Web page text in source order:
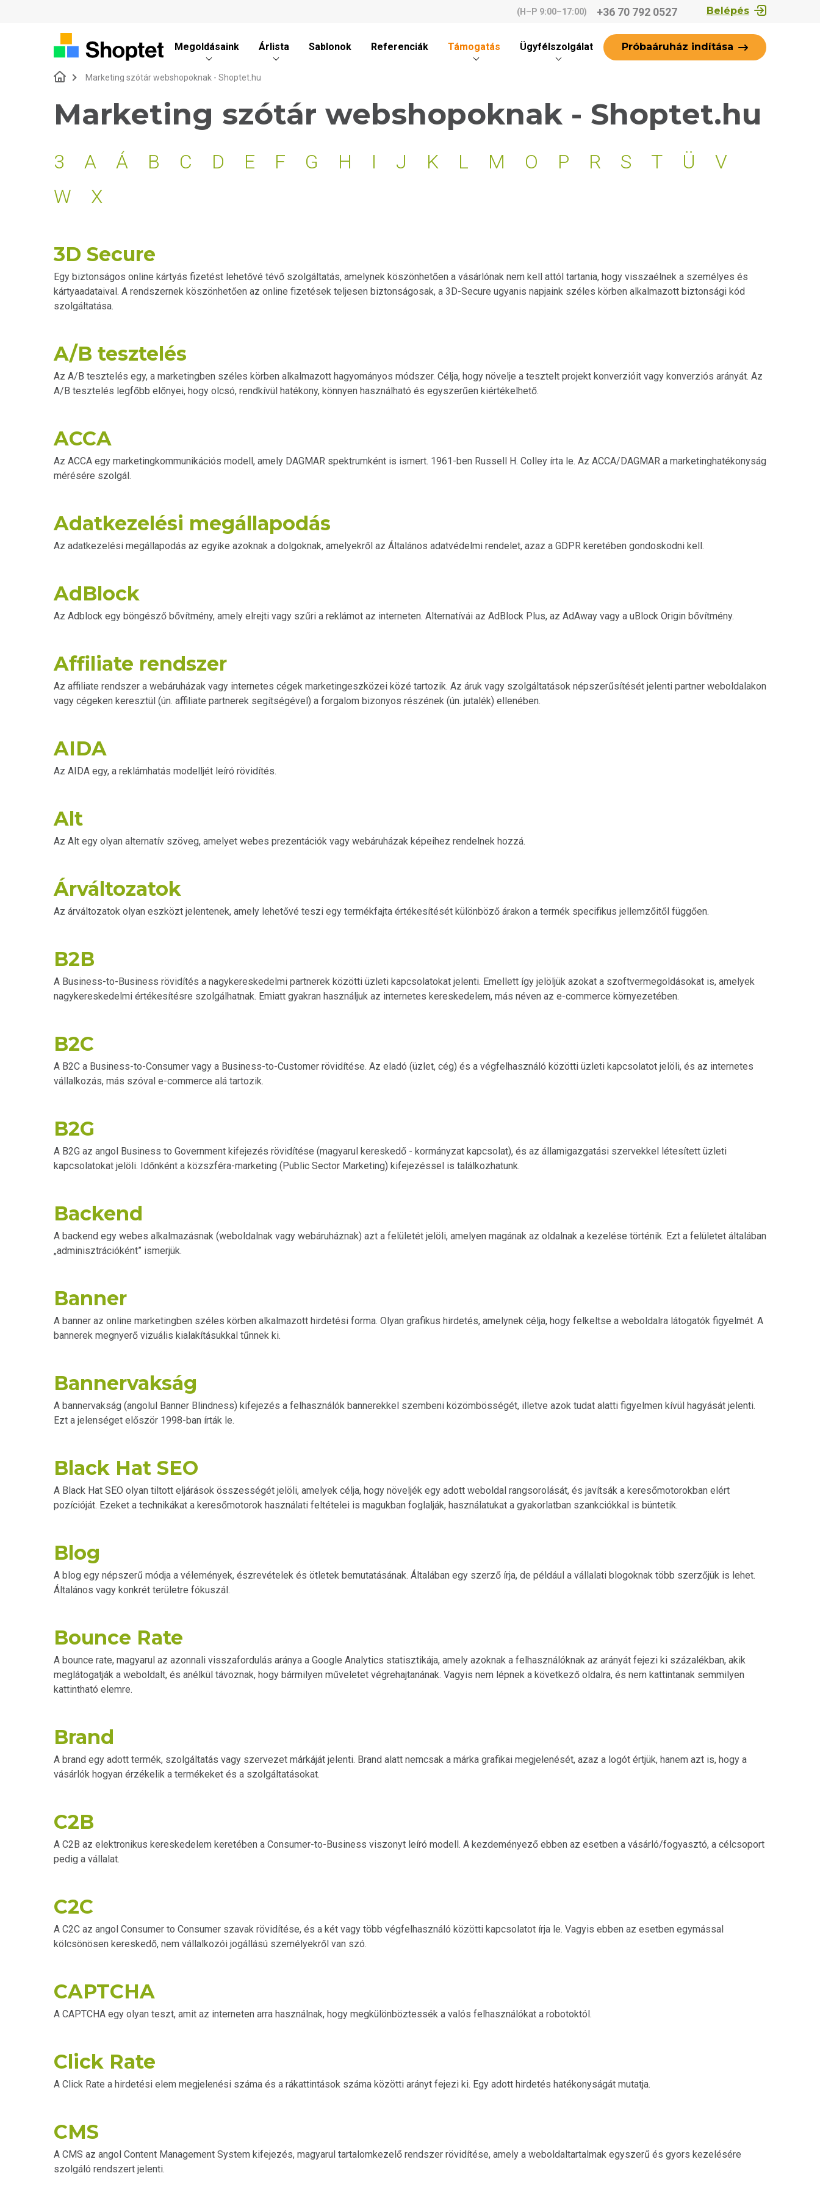
(H–P 9:00–17:00) +36 70 792 0527 Belépés
Megoldásaink Árlista Sablonok Referenciák Támogatás Ügyfélszolgálat Próbaáruház indítása
Marketing szótár webshopoknak - Shoptet.hu
Marketing szótár webshopoknak - Shoptet.hu
3 A Á B C D E F G H I J K L M O P R S T Ü
V
W
X
3D Secure
Egy biztonságos online kártyás fizetést lehetővé tévő szolgáltatás, amelynek köszönhetően a vásárlónak nem kell attól tartania, hogy visszaélnek a személyes és
kártyaadataival. A rendszernek köszönhetően az online fizetések teljesen biztonságosak, a 3D-Secure ugyanis napjaink széles körben alkalmazott biztonsági kód
szolgáltatása.
A/B tesztelés
Az A/B tesztelés egy, a marketingben széles körben alkalmazott hagyományos módszer. Célja, hogy növelje a tesztelt projekt konverzióit vagy konverziós arányát. Az
A/B tesztelés legfőbb előnyei, hogy olcsó, rendkívül hatékony, könnyen használható és egyszerűen kiértékelhető.
ACCA
Az ACCA egy marketingkommunikációs modell, amely DAGMAR spektrumként is ismert. 1961-ben Russell H. Colley írta le. Az ACCA/DAGMAR a marketinghatékonyság
mérésére szolgál.
Adatkezelési megállapodás
Az adatkezelési megállapodás az egyike azoknak a dolgoknak, amelyekről az Általános adatvédelmi rendelet, azaz a GDPR keretében gondoskodni kell.
AdBlock
Az Adblock egy böngésző bővítmény, amely elrejti vagy szűri a reklámot az interneten. Alternatívái az AdBlock Plus, az AdAway vagy a uBlock Origin bővítmény.
Affiliate rendszer
Az affiliate rendszer a webáruházak vagy internetes cégek marketingeszközei közé tartozik. Az áruk vagy szolgáltatások népszerűsítését jelenti partner weboldalakon
vagy cégeken keresztül (ún. affiliate partnerek segítségével) a forgalom bizonyos részének (ún. jutalék) ellenében.
AIDA
Az AIDA egy, a reklámhatás modelljét leíró rövidítés.
Alt
Az Alt egy olyan alternatív szöveg, amelyet webes prezentációk vagy webáruházak képeihez rendelnek hozzá.
Árváltozatok
Az árváltozatok olyan eszközt jelentenek, amely lehetővé teszi egy termékfajta értékesítését különböző árakon a termék specifikus jellemzőitől függően.
B2B
A Business-to-Business rövidítés a nagykereskedelmi partnerek közötti üzleti kapcsolatokat jelenti. Emellett így jelöljük azokat a szoftvermegoldásokat is, amelyek
nagykereskedelmi értékesítésre szolgálhatnak. Emiatt gyakran használjuk az internetes kereskedelem, más néven az e-commerce környezetében.
B2C
A B2C a Business-to-Consumer vagy a Business-to-Customer rövidítése. Az eladó (üzlet, cég) és a végfelhasználó közötti üzleti kapcsolatot jelöli, és az internetes
vállalkozás, más szóval e-commerce alá tartozik.
B2G
A B2G az angol Business to Government kifejezés rövidítése (magyarul kereskedő - kormányzat kapcsolat), és az államigazgatási szervekkel létesített üzleti
kapcsolatokat jelöli. Időnként a közszféra-marketing (Public Sector Marketing) kifejezéssel is találkozhatunk.
Backend
A backend egy webes alkalmazásnak (weboldalnak vagy webáruháznak) azt a felületét jelöli, amelyen magának az oldalnak a kezelése történik. Ezt a felületet általában
„adminisztrációként” ismerjük.
Banner
A banner az online marketingben széles körben alkalmazott hirdetési forma. Olyan grafikus hirdetés, amelynek célja, hogy felkeltse a weboldalra látogatók figyelmét. A
bannerek megnyerő vizuális kialakításukkal tűnnek ki.
Bannervakság
A bannervakság (angolul Banner Blindness) kifejezés a felhasználók bannerekkel szembeni közömbösségét, illetve azok tudat alatti figyelmen kívül hagyását jelenti.
Ezt a jelenséget először 1998-ban írták le.
Black Hat SEO
A Black Hat SEO olyan tiltott eljárások összességét jelöli, amelyek célja, hogy növeljék egy adott weboldal rangsorolását, és javítsák a keresőmotorokban elért
pozícióját. Ezeket a technikákat a keresőmotorok használati feltételei is magukban foglalják, használatukat a gyakorlatban szankciókkal is büntetik.
Blog
A blog egy népszerű módja a vélemények, észrevételek és ötletek bemutatásának. Általában egy szerző írja, de például a vállalati blogoknak több szerzőjük is lehet.
Általános vagy konkrét területre fókuszál.
Bounce Rate
A bounce rate, magyarul az azonnali visszafordulás aránya a Google Analytics statisztikája, amely azoknak a felhasználóknak az arányát fejezi ki százalékban, akik
meglátogatják a weboldalt, és anélkül távoznak, hogy bármilyen műveletet végrehajtanának. Vagyis nem lépnek a következő oldalra, és nem kattintanak semmilyen
kattintható elemre.
Brand
A brand egy adott termék, szolgáltatás vagy szervezet márkáját jelenti. Brand alatt nemcsak a márka grafikai megjelenését, azaz a logót értjük, hanem azt is, hogy a
vásárlók hogyan érzékelik a termékeket és a szolgáltatásokat.
C2B
A C2B az elektronikus kereskedelem keretében a Consumer-to-Business viszonyt leíró modell. A kezdeményező ebben az esetben a vásárló/fogyasztó, a célcsoport
pedig a vállalat.
C2C
A C2C az angol Consumer to Consumer szavak rövidítése, és a két vagy több végfelhasználó közötti kapcsolatot írja le. Vagyis ebben az esetben egymással
kölcsönösen kereskedő, nem vállalkozói jogállású személyekről van szó.
CAPTCHA
A CAPTCHA egy olyan teszt, amit az interneten arra használnak, hogy megkülönböztessék a valós felhasználókat a robotoktól.
Click Rate
A Click Rate a hirdetési elem megjelenési száma és a rákattintások száma közötti arányt fejezi ki. Egy adott hirdetés hatékonyságát mutatja.
CMS
A CMS az angol Content Management System kifejezés, magyarul tartalomkezelő rendszer rövidítése, amely a weboldaltartalmak egyszerű és gyors kezelésére
szolgáló rendszert jelenti.